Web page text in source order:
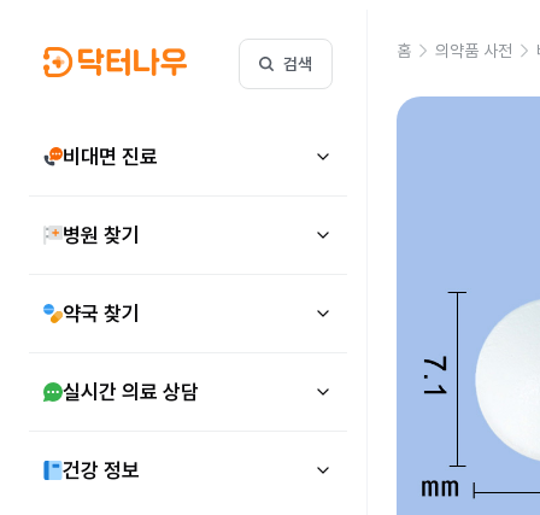
검색
비대면 진료
병원 찾기
약국 찾기
실시간 의료 상담
건강 정보
홈 의약품 사전